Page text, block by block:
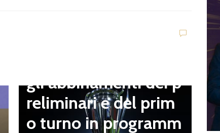
gli abbinamenti dei p
reliminari e del prim
o turno in programm